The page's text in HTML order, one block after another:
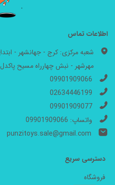
اطلاعات تماس
مهرشهر - نبش چهارراه مسیح پاکدل
09901909066
02634446199
09901909077
واتساپ: 09901909066
punzitoys.sale@gmail.com
دسترسی سریع
فروشگاه